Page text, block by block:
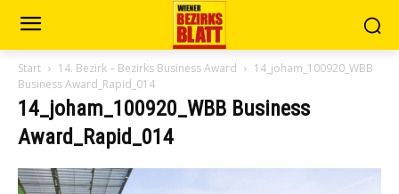
Start 14. Bezirk – Bezirks Business Award
14_joham_100920_WBB
Business Award_Rapid_014
14_joham_100920_WBB Business
Award_Rapid_014